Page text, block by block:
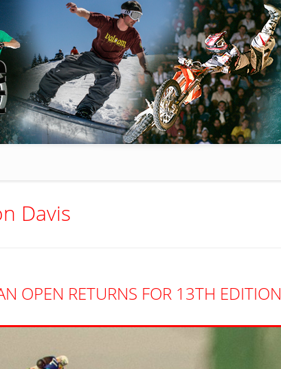
Davis
OPEN RETURNS FOR 13TH EDITION